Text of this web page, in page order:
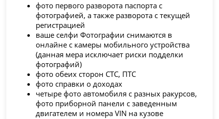
фото первого разворота паспорта с
фотографией, а также разворота с текущей
регистрацией
ваше селфи Фотографии снимаются в
онлайне с камеры мобильного устройства
(данная мера исключает риски подделки
фотографий)
фото обеих сторон СТС, ПТС
фото справки о доходах
четыре фото автомобиля с разных ракурсов,
фото приборной панели с заведенным
двигателем и номера VIN на кузове